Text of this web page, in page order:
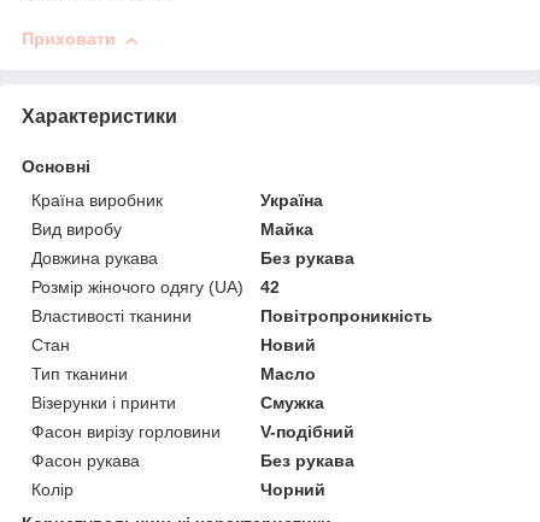
Приховати
Характеристики
Основні
Країна виробник
Україна
Вид виробу
Майка
Довжина рукава
Без рукава
Розмір жіночого одягу (UA)
42
Властивості тканини
Повітропроникність
Стан
Новий
Тип тканини
Масло
Візерунки і принти
Смужка
Фасон вирізу горловини
V-подібний
Фасон рукава
Без рукава
Колір
Чорний